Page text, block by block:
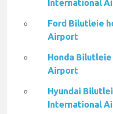
International
Ford Bilutleie
Airport
Honda
Airport
Hyundai
International